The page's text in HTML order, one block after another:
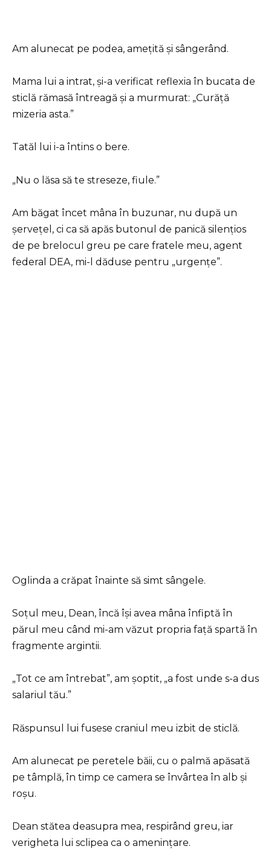
Am alunecat pe podea, amețită și sângerând.
Mama lui a intrat, și-a verificat reflexia în bucata de
sticlă rămasă întreagă și a murmurat: „Curăță
mizeria asta.”
Tatăl lui i-a întins o bere.
„Nu o lăsa să te streseze, fiule.”
Am băgat încet mâna în buzunar, nu după un
șervețel, ci ca să apăs butonul de panică silențios
de pe brelocul greu pe care fratele meu, agent
federal DEA, mi-l dăduse pentru „urgențe”.
Oglinda a crăpat înainte să simt sângele.
Soțul meu, Dean, încă își avea mâna înfiptă în
părul meu când mi-am văzut propria față spartă în
fragmente argintii.
„Tot ce am întrebat”, am șoptit, „a fost unde s-a dus
salariul tău.”
Răspunsul lui fusese craniul meu izbit de sticlă.
Am alunecat pe peretele băii, cu o palmă apăsată
pe tâmplă, în timp ce camera se învârtea în alb și
roșu.
Dean stătea deasupra mea, respirând greu, iar
verigheta lui sclipea ca o amenințare.